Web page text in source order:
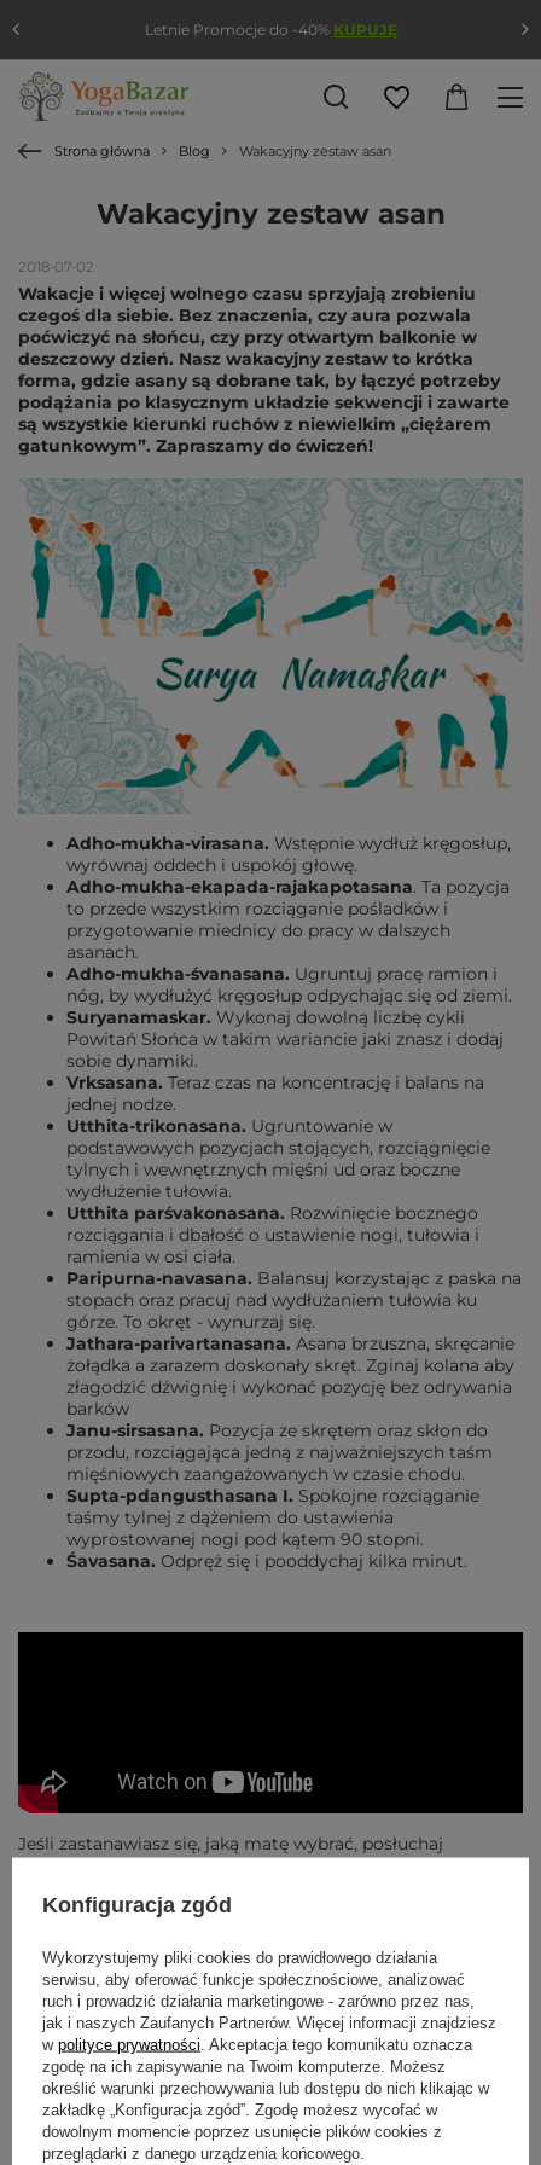
Strona główna Blog Wakacyjny zestaw asan
Wakacyjny zestaw asan
2018-07-02
Wakacje i więcej wolnego czasu sprzyjają zrobieniu
czegoś dla siebie. Bez znaczenia, czy aura pozwala
poćwiczyć na słońcu, czy przy otwartym balkonie w
deszczowy dzień. Nasz wakacyjny zestaw to krótka
forma, gdzie asany są dobrane tak, by łączyć potrzeby
podążania po klasycznym układzie sekwencji i zawarte
są wszystkie kierunki ruchów z niewielkim „ciężarem
gatunkowym”. Zapraszamy do ćwiczeń!
Adho-mukha-virasana. Wstępnie wydłuż kręgosłup,
wyrównaj oddech i uspokój głowę.
Adho-mukha-ekapada-rajakapotasana. Ta pozycja
to przede wszystkim rozciąganie pośladków i
przygotowanie miednicy do pracy w dalszych
asanach.
Adho-mukha-śvanasana. Ugruntuj pracę ramion i
nóg, by wydłużyć kręgosłup odpychając się od ziemi.
Suryanamaskar. Wykonaj dowolną liczbę cykli
Powitań Słońca w takim wariancie jaki znasz i dodaj
sobie dynamiki.
Vrksasana. Teraz czas na koncentrację i balans na
jednej nodze.
Utthita-trikonasana. Ugruntowanie w
podstawowych pozycjach stojących, rozciągnięcie
tylnych i wewnętrznych mięśni ud oraz boczne
wydłużenie tułowia.
Utthita parśvakonasana. Rozwinięcie bocznego
rozciągania i dbałość o ustawienie nogi, tułowia i
ramienia w osi ciała.
Paripurna-navasana. Balansuj korzystając z paska na
stopach oraz pracuj nad wydłużaniem tułowia ku
górze. To okręt - wynurzaj się.
Jathara-parivartanasana. Asana brzuszna, skręcanie
żołądka a zarazem doskonały skręt. Zginaj kolana aby
złagodzić dźwignię i wykonać pozycję bez odrywania
barków
Janu-sirsasana. Pozycja ze skrętem oraz skłon do
przodu, rozciągająca jedną z najważniejszych taśm
mięśniowych zaangażowanych w czasie chodu.
Supta-pdangusthasana I. Spokojne rozciąganie
taśmy tylnej z dążeniem do ustawienia
wyprostowanej nogi pod kątem 90 stopni.
Śavasana. Odpręż się i pooddychaj kilka minut.
Jeśli zastanawiasz się, jaką matę wybrać, posłuchaj
odpowiedzi na pytania o materiały (kauczuk, poliuretan,
podróży, pielęgnację oraz dobór akcesoriów — klocków,
pasków i wałków.
Kilka słów o autorze:
Mateusz Stańczak - mgr fizjoterapii, absolwent AWF w
Poznaniu, a także wieloletni instruktor oraz szkoleniowiec w
zakresie ćwiczeń jogi.
Mateusz specjalizuje się w metodyce oraz leczniczym
Letnie Promocje do -40% KUPUJĘ
Konfiguracja zgód
Wykorzystujemy pliki cookies do prawidłowego działania
serwisu, aby oferować funkcje społecznościowe, analizować
ruch i prowadzić działania marketingowe - zarówno przez nas,
jak i naszych Zaufanych Partnerów. Więcej informacji znajdziesz
w polityce prywatności . Akceptacja tego komunikatu oznacza
zgodę na ich zapisywanie na Twoim komputerze. Możesz
określić warunki przechowywania lub dostępu do nich klikając w
zakładkę „Konfiguracja zgód”. Zgodę możesz wycofać w
dowolnym momencie poprzez usunięcie plików cookies z
przeglądarki z danego urządzenia końcowego.